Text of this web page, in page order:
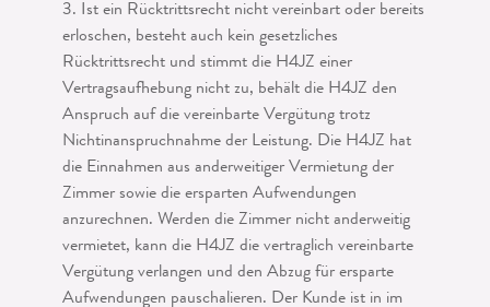
3. Ist ein Rücktrittsrecht nicht vereinbart oder bereits
erloschen, besteht auch kein gesetzliches
Rücktrittsrecht und stimmt die H4JZ einer
Vertragsaufhebung nicht zu, behält die H4JZ den
Anspruch auf die vereinbarte Vergütung trotz
Nichtinan­spruchnahme der Leistung. Die H4JZ hat
die Einnahmen aus anderweitiger Ver­mietung der
Zimmer sowie die ersparten Aufwendungen
anzurechnen. Werden die Zimmer nicht anderweitig
vermietet, kann die H4JZ die vertraglich vereinbarte
Vergütung verlangen und den Abzug für ersparte
Aufwendungen pauschalieren. Der Kunde ist in im